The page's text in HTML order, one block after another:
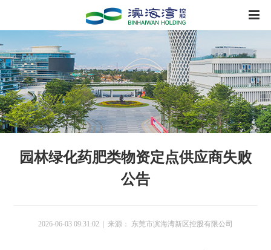
园林绿化药肥类物资定点供应商失败
公告
2026-06-03 09:31:02 | 来源： 东莞市滨海湾新区控股有限公司